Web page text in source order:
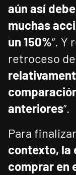
aún así
muchas
un 150%”. Y
retroceso del
anteriores”.
Para
contexto, la
comprar en